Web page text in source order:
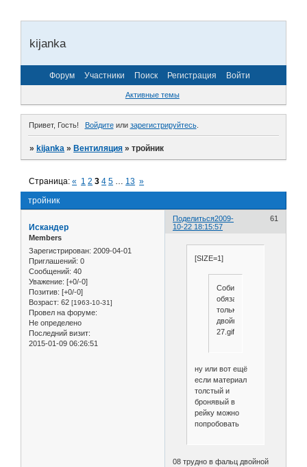
kijanka
Форум Участники Поиск Регистрация Войти
Активные темы
Привет, Гость! Войдитеили зарегистрируйтесь.
»kijanka »Вентиляция »тройник
тройник
Страница:« 1 2 3 4 5 … 13 »
Поделиться 61
2009-
10-22 18:15:57
Искандер
Members
Зарегистрирован: 2009-04-01
Приглашений: 0
Сообщений: 40
Уважение: [+0/-0]
Позитив: [+0/-0]
Возраст: 62 [1963-10-31]
Провел на форуме:
Не определено
Последний визит:
2015-01-09 06:26:51
[SIZE=1]
Собирал,и
обязательно
только
двойной
27.gif
ну или вот ещё
если материал
толстый и
бронявый в
рейку можно
попробовать
08 трудно в фальц двойной